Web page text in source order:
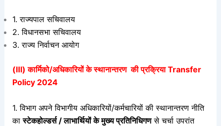
1. राज्यपाल सचिवालय
2. विधानसभा सचिवालय
3. राज्य निर्वाचन आयोग
(Ⅲ) कार्मिको/अधिकारियों के स्थानान्तरण की प्रक्रिया Transfer
Policy 2024
1. विभाग अपने विभागीय अधिकारियों/कर्मचारियों की स्थानान्तरण नीति
कास्टेकहोल्डर्स / लाभार्थियों के मुख्य प्रतिनिधिगणसे चर्चा उपरांत